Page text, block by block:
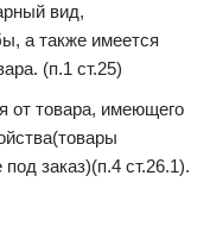
вид,
а также имеется
(п.1 ст.25)
от товара, имеющего
заказ)(п.4 ст.26.1).